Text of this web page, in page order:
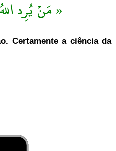
« مَنْ يُرِد
Certamente a ciência da